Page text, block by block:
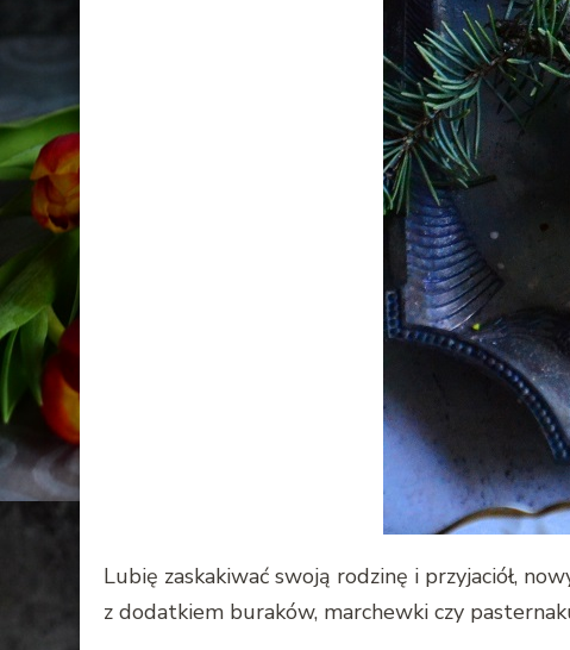
Lubię zaskakiwać swoją rodzinę i przyjaciół,
z dodatkiem buraków, marchewki czy